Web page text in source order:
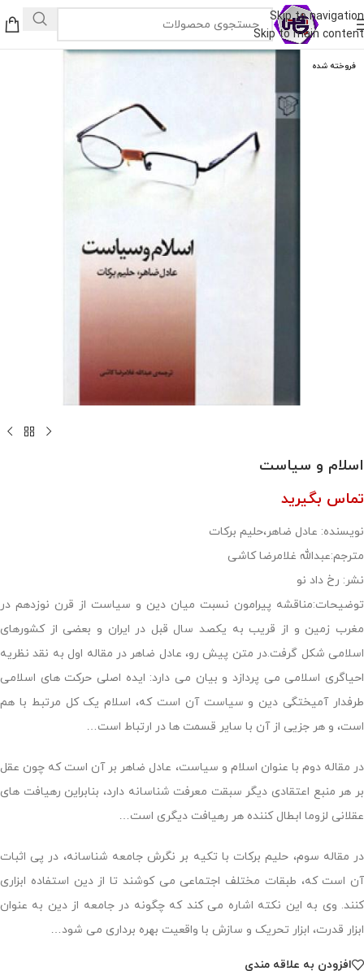
Skip to navigation
Skip to main content
فروخته شده
اسلام و سیاست
تماس بگیرید
نویسنده: عادل ضاهر،حلیم برکات
مترجم:عبدالله غلامرضا کاشی
نشر: رخ داد نو
توضیحات:مناقشه پیرامون نسبت میان دین و سیاست از قرن نوزدهم در
مغرب زمین و از قریب به یکصد سال قبل در ایران و بعضی از کشورهای
اسلامی شکل گرفت.در متن پیش رو، عادل ضاهر در مقاله اول به نقد نظریه
احیاگری اسلامی می پردازد و بیان می دارد: ایده اصلی حرکت های اسلامی
طرفدار آمیختگی دین و سیاست آن است که، اسلام یک کل مرتبط با هم
است، و هر جزیی از آن با سایر قسمت ها در ارتباط است…
در مقاله دوم با عنوان اسلام و سیاست، عادل ضاهر بر آن است که چون عقل
بر هر منبع اعتقادی دیگر سبقت معرفت شناسانه دارد، بنابراین رهیافت های
عقلانی لزوما ابطال کننده هر رهیافت دیگری است…
در مقاله سوم، حلیم برکات با تکیه بر نگرش جامعه شناسانه، در پی اثبات
آن است که، طبقات مختلف اجتماعی می کوشند تا از دین استفاده ابزاری
کنند. وی به این نکته اشاره می کند که چگونه در جامعه از دین به عنوان
ابزار قدرت، ابزار تحریک و سازش با واقعیت بهره برداری می شود…
افزودن به علاقه مندی